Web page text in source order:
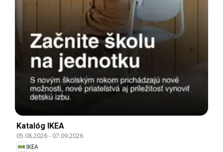
Katalóg IKEA
05.08.2026- 07.09.2026
IKEA